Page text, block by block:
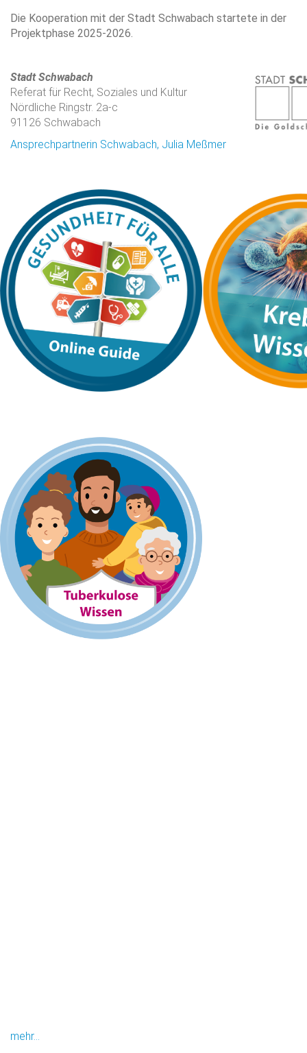
Die Kooperation mit der Stadt Schwabach startete in der
Projektphase 2025-2026.
Stadt Schwabach
Referat für Recht, Soziales und Kultur
Nördliche Ringstr. 2a-c
91126 Schwabach
Ansprechpartnerin Schwabach, Julia Meßmer
mehr...